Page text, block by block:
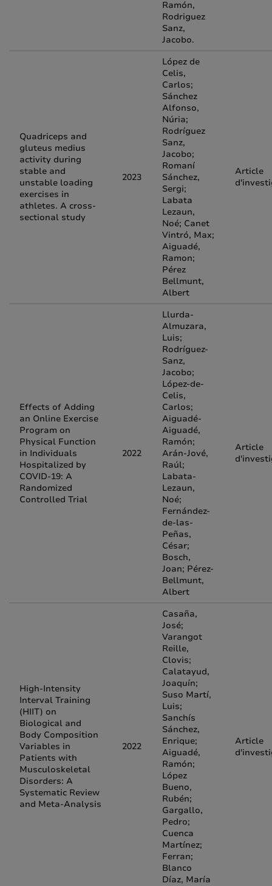
Ramón,
Rodriguez
Sanz,
Jacobo.
Quadriceps and
gluteus medius
activity during
stable and
unstable loading
exercises in
athletes. A cross‐
sectional study
2023
López de
Celis,
Carlos;
Sánchez
Alfonso,
Núria;
Rodríguez
Sanz,
Jacobo;
Romaní
Sánchez,
Sergi;
Labata
Lezaun,
Noé; Canet
Vintró, Max;
Aiguadé,
Ramon;
Pérez
Bellmunt,
Albert
Article
Effects of Adding
an Online Exercise
Program on
Physical Function
in Individuals
Hospitalized by
COVID-19: A
Randomized
Controlled Trial
2022
Llurda-
Almuzara,
Luis;
Rodríguez-
Sanz,
Jacobo;
López-de-
Celis,
Carlos;
Aiguadé-
Aiguadé,
Ramón;
Arán-Jové,
Raúl;
Labata-
Lezaun,
Noé;
Fernández-
de-las-
Peñas,
César;
Bosch,
Joan; Pérez-
Bellmunt,
Albert
Article
High-Intensity
Interval Training
(HIIT) on
Biological and
Body Composition
Variables in
Patients with
Musculoskeletal
Disorders: A
Systematic Review
and Meta-Analysis
2022
Casaña,
José;
Varangot
Reille,
Clovis;
Calatayud,
Joaquín;
Suso Martí,
Luis;
Sanchís
Sánchez,
Enrique;
Aiguadé,
Ramón;
López
Bueno,
Rubén;
Gargallo,
Pedro;
Cuenca
Martínez;
Ferran;
Blanco
Díaz, María
Article